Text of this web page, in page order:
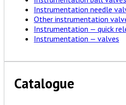
Instrumentation needle
Other instrumentation
Instrumentation — quick
Instrumentation — valves
Catalogue